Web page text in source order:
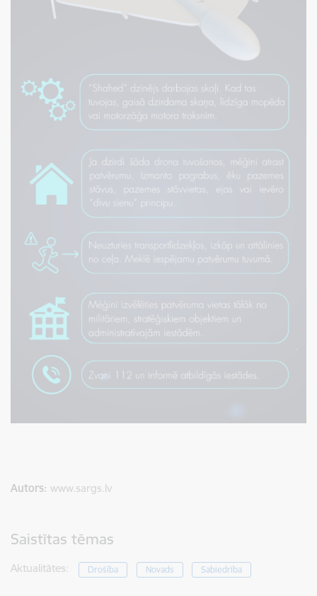
Autors: www.sargs.lv
Saistītas tēmas
Aktualitātes: Drošība Novads Sabiedrība